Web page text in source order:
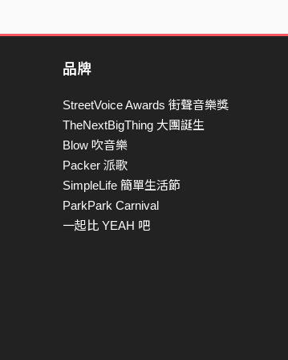
品牌
StreetVoice Awards 街聲音樂獎
TheNextBigThing 大團誕生
Blow 吹音樂
Packer 派歌
SimpleLife 簡單生活節
ParkPark Carnival
一起比 YEAH 吧